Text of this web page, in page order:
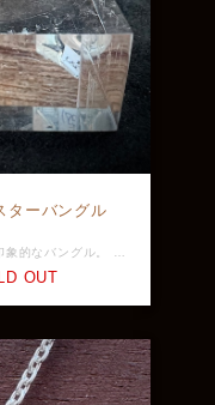
ターバングル
OUT